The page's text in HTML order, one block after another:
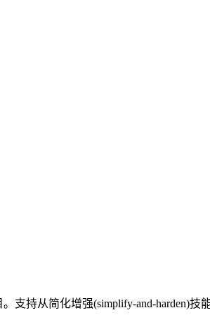
支持从简化增强(simplify-and-harden)技